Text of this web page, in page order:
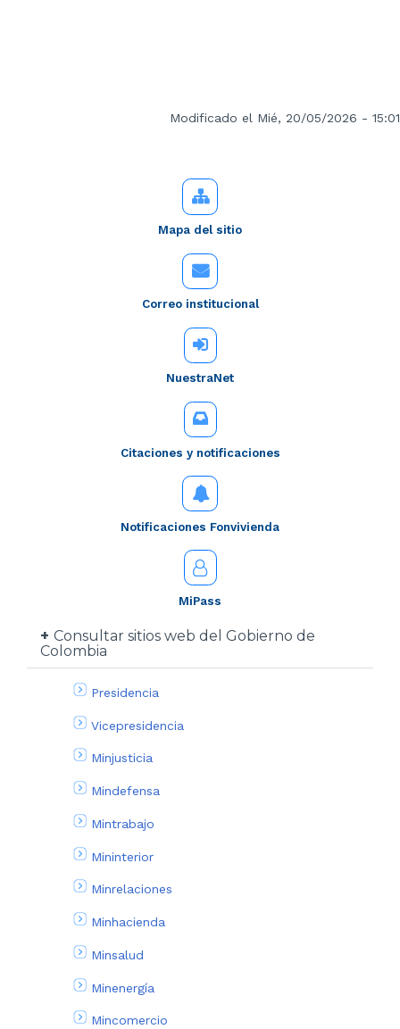
Modificado el Mié, 20/05/2026 - 15:01
Mapa del sitio
Correo institucional
NuestraNet
Citaciones y notificaciones
Notificaciones Fonvivienda
MiPass
Consultar sitios web del Gobierno de
Colombia
Presidencia
Vicepresidencia
Minjusticia
Mindefensa
Mintrabajo
Mininterior
Minrelaciones
Minhacienda
Minsalud
Minenergía
Mincomercio